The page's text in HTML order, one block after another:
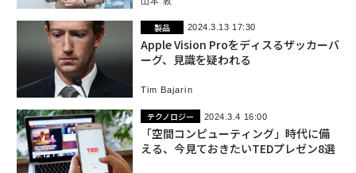
製品 2024.3.13 17:30
Apple Vision Proをディスるザッカーバ
ーグ、見識を疑われる
Tim Bajarin
テクノロジー 2024.3.4 16:00
「空間コンピューティング」時代に備
える、今見ておきたいTEDプレゼン8選